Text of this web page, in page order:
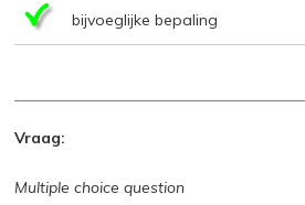
bijvoeglijke bepaling
Vraag:
Multiple choice question